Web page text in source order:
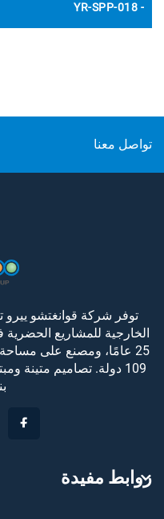
- YR-SPP-018
تواصل معنا
توفر شركة قوانغتشو
الخارجية للمشاريع
109 دولة. تصاميم متينة
روابط مفيدة